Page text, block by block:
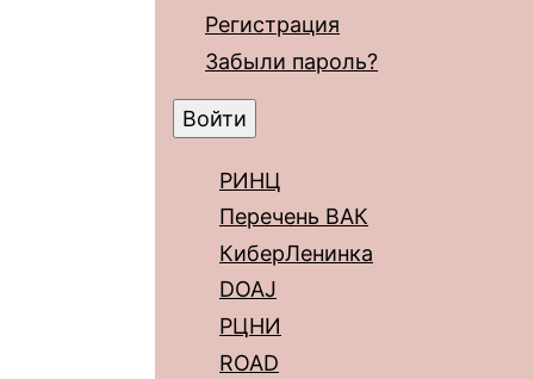
Регистрация
Забыли пароль?
РИНЦ
Перечень ВАК
КиберЛенинка
DOAJ
РЦНИ
ROAD